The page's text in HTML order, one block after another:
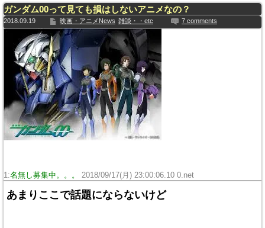
ガンダム00って見ても損はしないアニメなの？
2018.09.19 映画・アニメNews 雑談・・etc 7 comments
1:名無し募集中。。。 2018/09/17(月) 23:00:06.10 0.net
あまりここで話題にならないけど